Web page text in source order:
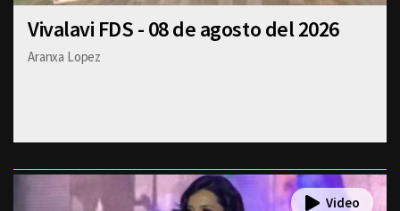
Vivalavi FDS - 08 de agosto del 2026
Aranxa Lopez